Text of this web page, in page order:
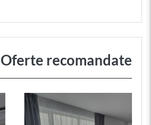
Oferte recomandate